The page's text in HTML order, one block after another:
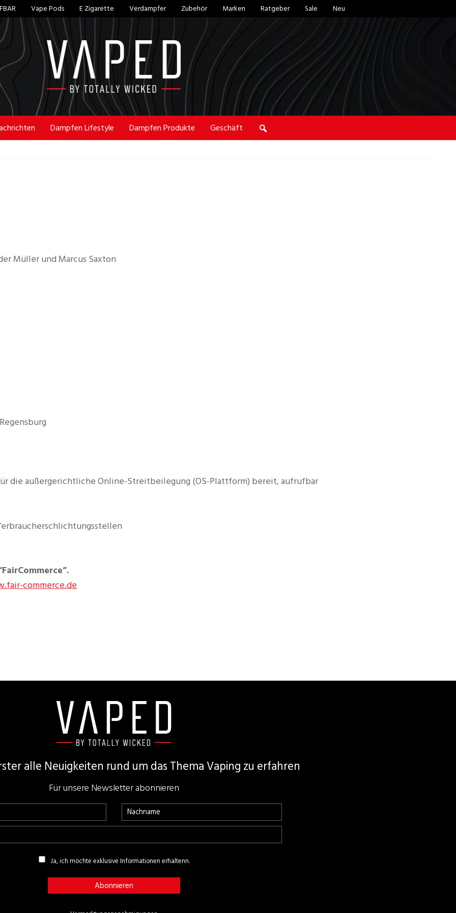
Vape Pods E Zigarette Verdampfer Zubehör Marken Ratgeber Sale Neu
Vaped
Totally
WickedDampfen Lifestyle Dampfen Produkte
Geschäft
Müller und Marcus Saxton
die außergerichtliche Online-Streitbeilegung (OS-Plattform) bereit, aufrufbar
commerce.de
alle Neuigkeiten rund um das Thema Vaping zu erfahren
Für unsere Newsletter abonnieren
Ja, ich möchte exklusive Informationen erhaltenn.